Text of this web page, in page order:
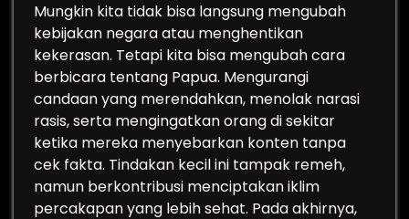
Mungkin kita tidak bisa langsung mengubah
kebijakan negara atau menghentikan
kekerasan. Tetapi kita bisa mengubah cara
berbicara tentang Papua. Mengurangi
candaan yang merendahkan, menolak narasi
rasis, serta mengingatkan orang di sekitar
ketika mereka menyebarkan konten tanpa
cek fakta. Tindakan kecil ini tampak remeh,
namun berkontribusi menciptakan iklim
percakapan yang lebih sehat. Pada akhirnya,